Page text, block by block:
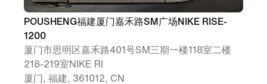
POUSHENG福建厦门嘉禾路SM广场NIKE RISE-
1200
厦门市思明区嘉禾路401号SM三期一楼118室二楼
218-219室NIKE RI
厦门, 福建, 361012, CN